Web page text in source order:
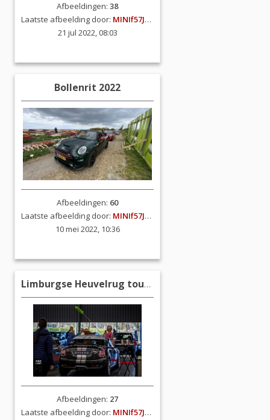
Afbeeldingen: 38
Laatste afbeelding door: MINIf57JCW
21 jul 2022, 08:03
Bollenrit 2022
Afbeeldingen: 60
Laatste afbeelding door: MINIf57JCW
10 mei 2022, 10:36
Limburgse Heuvelrug tour 27 februari 2022
Afbeeldingen: 27
Laatste afbeelding door: MINIf57JCW